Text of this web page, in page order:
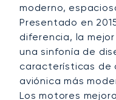
moderno,
Presentado en
diferencia, la
una sinfonía de
características de
aviónica más
Los motores